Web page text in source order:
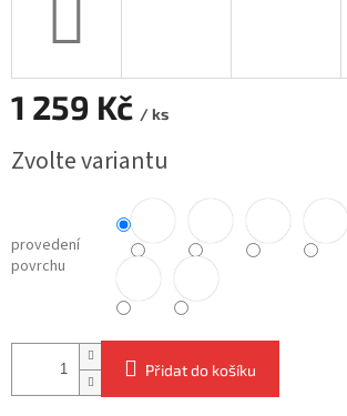
1 259 Kč / ks
cena:
Zvolte variantu
provedení
povrchu
Přidat do košíku